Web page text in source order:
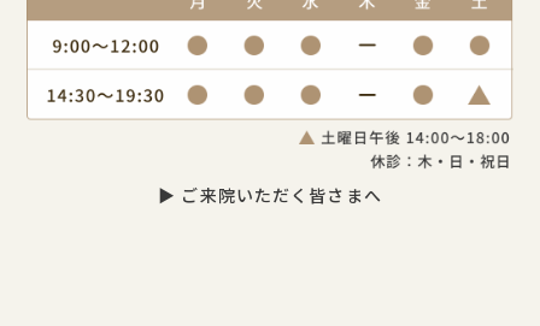
▶ ご来院いただく皆さまへ